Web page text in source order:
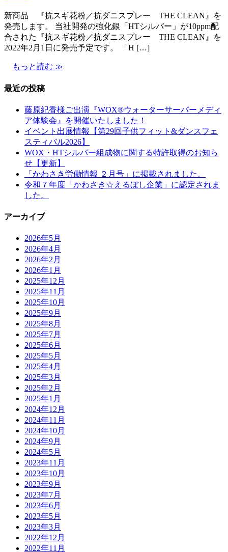
新商品 『抗スギ花粉／抗ダニスプレー THE CLEAN』を
発売します。 当社開発の強化銀「HTシルバー」が10ppm配
合された『抗スギ花粉／抗ダニスプレー THE CLEAN』を
2022年2月1日に発売予定です。 「H […]
もっと読む ≫
最近の投稿
藤原紀香様ご出演『WOX®ウォーターサーバーメディ
ア体験会』を開催いたしました！
イベント出展情報【第29回子供フィット&ダンスフェ
スティバル2026】
WOX・HTシルバー組成物に関する特許取得のお知ら
せ【更新】
「かわさき労働情報 ２月号」に掲載されました。
令和７年度「かわさき☆えるぼし企業」に認定されま
した。
アーカイブ
2026年5月
2026年4月
2026年2月
2026年1月
2025年12月
2025年11月
2025年10月
2025年9月
2025年8月
2025年7月
2025年6月
2025年5月
2025年4月
2025年3月
2025年2月
2025年1月
2024年12月
2024年11月
2024年10月
2024年9月
2024年5月
2023年11月
2023年10月
2023年9月
2023年7月
2023年6月
2023年5月
2023年3月
2022年12月
2022年11月